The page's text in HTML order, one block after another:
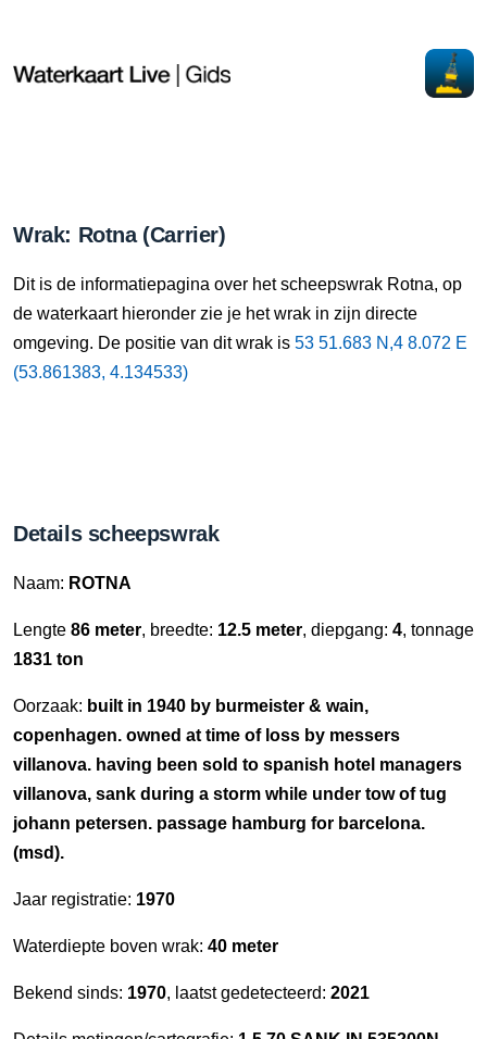
Wrak: Rotna (Carrier)
Dit is de informatiepagina over het scheepswrak Rotna, op
de waterkaart hieronder zie je het wrak in zijn directe
omgeving. De positie van dit wrak is 53 51.683 N,4 8.072 E
(53.861383, 4.134533)
Details scheepswrak
Naam: ROTNA
Lengte 86 meter, breedte: 12.5 meter, diepgang: 4, tonnage
1831 ton
Oorzaak: built in 1940 by burmeister & wain,
copenhagen. owned at time of loss by messers
villanova. having been sold to spanish hotel managers
villanova, sank during a storm while under tow of tug
johann petersen. passage hamburg for barcelona.
(msd).
Jaar registratie: 1970
Waterdiepte boven wrak: 40 meter
Bekend sinds: 1970, laatst gedetecteerd: 2021